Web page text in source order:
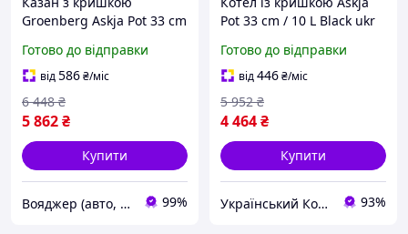
Groenberg Askja Pot 33 cm
VO
Готово до відправки
від586₴/міс
5 862₴
6 448 ₴
Купити
Вояджер (авто, туризм, спорт) 99%
Pot 33 cm / 10 L Black ukr
Готово до відправки
від446₴/міс
4 464₴
5 952 ₴
Купити
Український Кошик 93%